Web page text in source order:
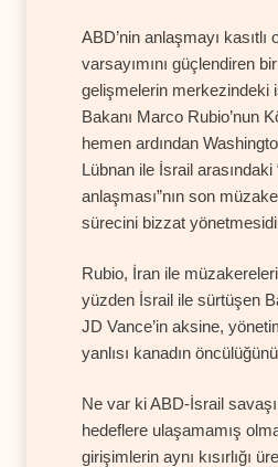
ABD’nin anlaşmayı
varsayımını güçlendiren
gelişmelerin merkezindeki
Bakanı Marco Rubio’nun
hemen ardından
Lübnan ile İsrail arasındaki
anlaşması”nın son
sürecini bizzat
Rubio, İran ile
yüzden İsrail ile sürtüşen
JD Vance’in aksine,
yanlısı kanadın
Ne var ki ABD-İsrail
hedeflere ulaşamamış
girişimlerin aynı kısırlığı